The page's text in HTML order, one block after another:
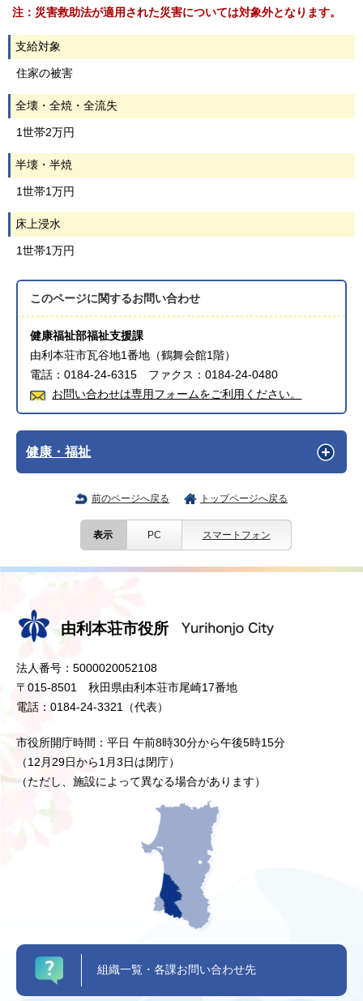
注：災害救助法が適用された災害については対象外となります。
支給対象
住家の被害
全壊・全焼・全流失
1世帯2万円
半壊・半焼
1世帯1万円
床上浸水
1世帯1万円
このページに関するお問い合わせ
健康福祉部福祉支援課
由利本荘市瓦谷地1番地（鶴舞会館1階）
電話：0184-24-6315 ファクス：0184-24-0480
お問い合わせは専用フォームをご利用ください。
健康・福祉
前のページへ戻る トップページへ戻る
表示 PC スマートフォン
由利本荘市役所
法人番号：5000020052108
〒015-8501 秋田県由利本荘市尾崎17番地
電話：0184-24-3321（代表）
市役所開庁時間：平日 午前8時30分から午後5時15分
（12月29日から1月3日は閉庁）
（ただし、施設によって異なる場合があります）
組織一覧・各課お問い合わせ先